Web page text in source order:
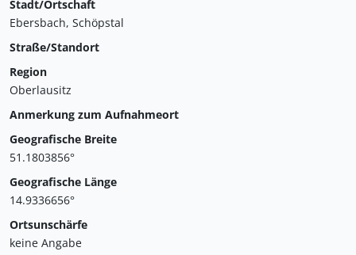
Stadt/Ortschaft
Ebersbach, Schöpstal
Straße/Standort
Region
Oberlausitz
Anmerkung zum Aufnahmeort
Geografische Breite
51.1803856°
Geografische Länge
14.9336656°
Ortsunschärfe
keine Angabe